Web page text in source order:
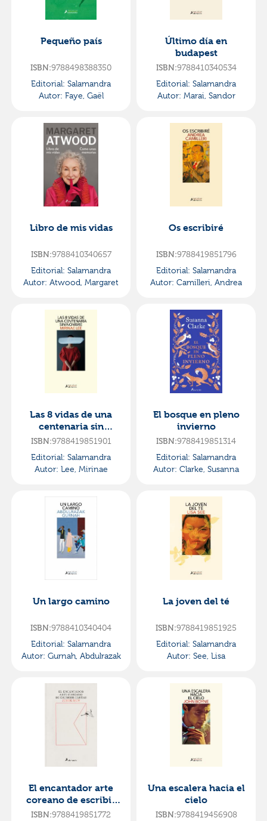
Pequeño país
ISBN:9788498388350
Editorial: Salamandra
Autor: Faye, Gaël
Último día en
budapest
ISBN:9788410340534
Editorial: Salamandra
Autor: Marai, Sandor
Libro de mis vidas
ISBN:9788410340657
Editorial: Salamandra
Autor: Atwood, Margaret
Os escribiré
ISBN:9788419851796
Editorial: Salamandra
Autor: Camilleri, Andrea
Las 8 vidas de una
centenaria sin
nombre
ISBN:9788419851901
Editorial: Salamandra
Autor: Lee, Mirinae
El bosque en pleno
invierno
ISBN:9788419851314
Editorial: Salamandra
Autor: Clarke, Susanna
Un largo camino
ISBN:9788410340404
Editorial: Salamandra
Autor: Gurnah, Abdulrazak
La joven del té
ISBN:9788419851925
Editorial: Salamandra
Autor: See, Lisa
El encantador arte
coreano de escribir
cartas
ISBN:9788419851772
Una escalera hacia el
cielo
ISBN:9788419456908